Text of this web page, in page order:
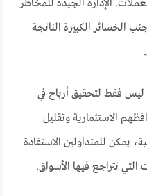
الإدارة الجيدة للمخاطر
الخسائر الكبيرة الناتجة
ليس فقط لتحقيق أرباح في
الاستثمارية وتقليل
يمكن للمتداولين الاستفادة
تتراجع فيها الأسواق.